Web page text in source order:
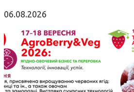
06.08.2026